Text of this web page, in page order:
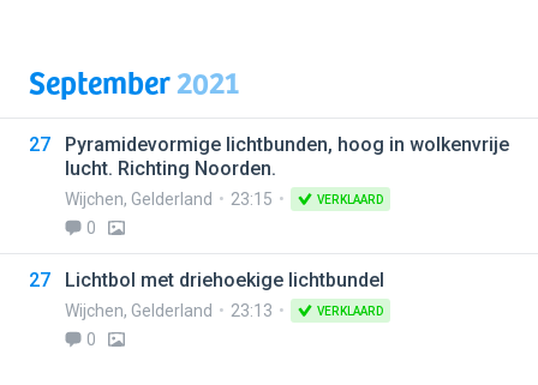
September2021
27
Pyramidevormige lichtbunden, hoog in wolkenvrije
lucht. Richting Noorden.
Wijchen, Gelderland 23:15 VERKLAARD
0
27 Lichtbol met driehoekige lichtbundel
Wijchen, Gelderland 23:13 VERKLAARD
0